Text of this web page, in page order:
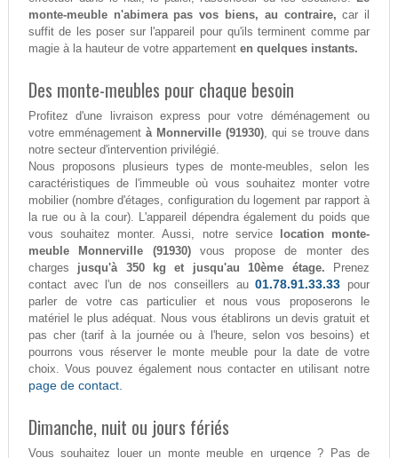
monte-meuble n'abimera pas vos biens, au contraire, car il
suffit de les poser sur l'appareil pour qu'ils terminent comme par
magie à la hauteur de votre appartement en quelques instants.
Des monte-meubles pour chaque besoin
Profitez d'une livraison express pour votre déménagement ou
votre emménagement à Monnerville (91930), qui se trouve dans
notre secteur d'intervention privilégié.
Nous proposons plusieurs types de monte-meubles, selon les
caractéristiques de l'immeuble où vous souhaitez monter votre
mobilier (nombre d'étages, configuration du logement par rapport à
la rue ou à la cour). L'appareil dépendra également du poids que
vous souhaitez monter. Aussi, notre service
location monte-
meuble Monnerville (91930)vous propose de monter des
charges jusqu'à 350 kg et jusqu'au 10ème étage. Prenez
contact avec l'un de nos conseillers au01.78.91.33.33 pour
parler de votre cas particulier et nous vous proposerons le
matériel le plus adéquat. Nous vous établirons un devis gratuit et
pas cher (tarif à la journée ou à l'heure, selon vos besoins) et
pourrons vous réserver le monte meuble pour la date de votre
choix. Vous pouvez également nous contacter en utilisant notre
page de contact.
Dimanche, nuit ou jours fériés
Vous souhaitez louer un monte meuble en urgence ? Pas de